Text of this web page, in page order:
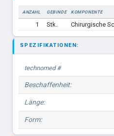
spitz gebogen 13cm
ANZAHL GEBINDE
KOMPONENTE
1
Stk. Chirurgische
SPEZIFIKATIONEN:
technomed #
Beschaffenheit:
Länge:
Form: